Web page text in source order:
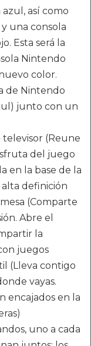
así como
una consola
Esta será la
Nintendo
color.
de Nintendo
junto con un
televisor (Reune
del juego
en la base de la
definición
(Comparte
Abre el
la
juegos
(Lleva contigo
vayas.
encajados en la
uno a cada